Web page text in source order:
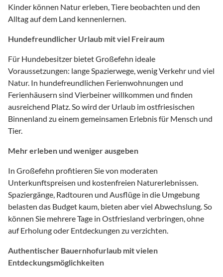
Kinder können Natur erleben, Tiere beobachten und den
Alltag auf dem Land kennenlernen.
Hundefreundlicher Urlaub mit viel Freiraum
Für Hundebesitzer bietet Großefehn ideale
Voraussetzungen: lange Spazierwege, wenig Verkehr und viel
Natur. In hundefreundlichen Ferienwohnungen und
Ferienhäusern sind Vierbeiner willkommen und finden
ausreichend Platz. So wird der Urlaub im ostfriesischen
Binnenland zu einem gemeinsamen Erlebnis für Mensch und
Tier.
Mehr erleben und weniger ausgeben
In Großefehn profitieren Sie von moderaten
Unterkunftspreisen und kostenfreien Naturerlebnissen.
Spaziergänge, Radtouren und Ausflüge in die Umgebung
belasten das Budget kaum, bieten aber viel Abwechslung. So
können Sie mehrere Tage in Ostfriesland verbringen, ohne
auf Erholung oder Entdeckungen zu verzichten.
Authentischer Bauernhofurlaub mit vielen
Entdeckungsmöglichkeiten